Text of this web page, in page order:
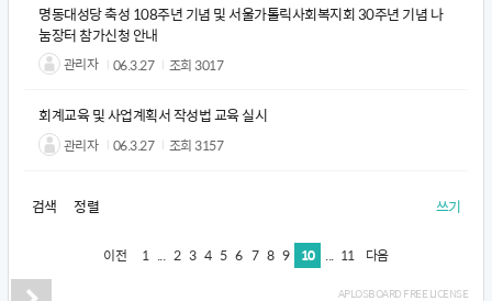
명동대성당 축성 108주년 기념 및 서울가톨릭사회복지회 30주년 기념 나
눔장터 참가신청 안내
관리자 06.3.27 조회3017
회계교육 및 사업계획서 작성법 교육 실시
관리자 06.3.27 조회3157
검색 정렬 쓰기
이전 1 ... 2 3 4 5 6 7 8 9 10 ... 11 다음
APLOSBOARD FREE LICENSE